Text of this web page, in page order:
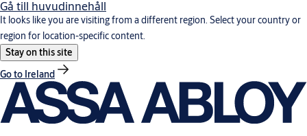
Gå till huvudinnehåll
It looks like you are visiting from a different region. Select your country or
region for location-specific content.
Stay on this site
Go to Ireland